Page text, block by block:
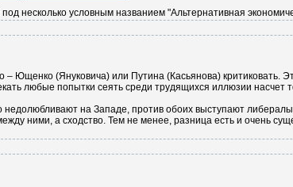
условным названием "Альтернативная
Ющенко (Януковича) или Путина (Касьянова) критиковать.
любые попытки сеять среди трудящихся иллюзии насчет
на Западе, против обоих выступают
ними, а сходство. Тем не менее, разница есть и очень